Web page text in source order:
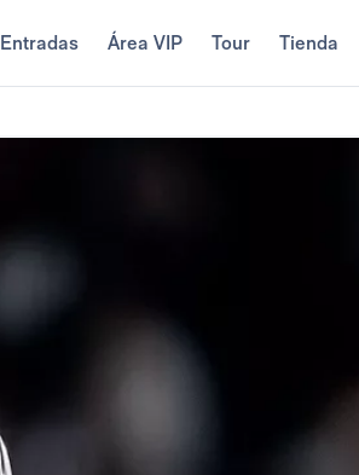
Entradas Área VIP Tour Tienda